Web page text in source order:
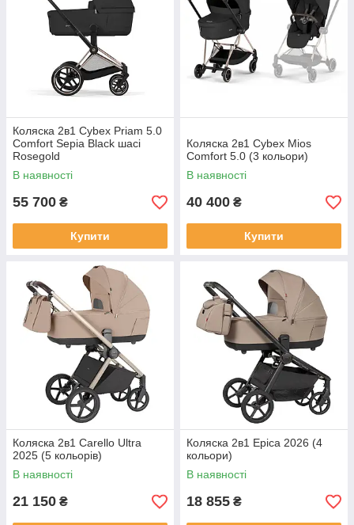
Коляска 2в1 Cybex Priam 5.0
Comfort Sepia Black шасі
Rosegold
В наявності
55 700 ₴
Купити
Коляска 2в1 Cybex Mios
Comfort 5.0 (3 кольори)
В наявності
40 400 ₴
Купити
Коляска 2в1 Carello Ultra
2025 (5 кольорів)
В наявності
21 150 ₴
Коляска 2в1 Epica 2026 (4
кольори)
В наявності
18 855 ₴